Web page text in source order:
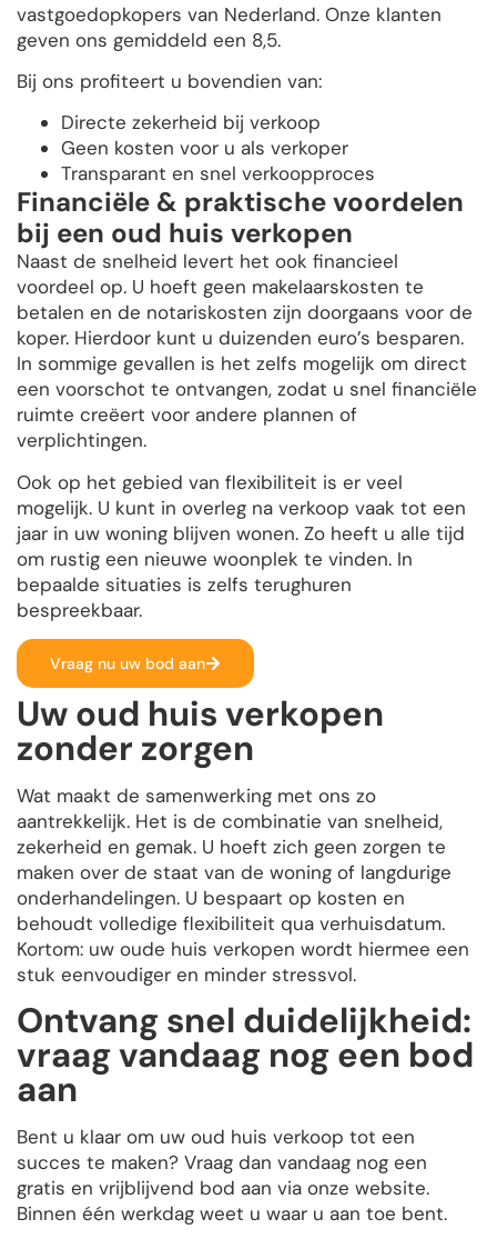
vastgoedopkopers van Nederland. Onze klanten
geven ons gemiddeld een 8,5.
Bij ons profiteert u bovendien van:
Directe zekerheid bij verkoop
Geen kosten voor u als verkoper
Transparant en snel verkoopproces
Financiële & praktische voordelen
bij een oud huis verkopen
Naast de snelheid levert het ook financieel
voordeel op. U hoeft geen makelaarskosten te
betalen en de notariskosten zijn doorgaans voor de
koper. Hierdoor kunt u duizenden euro’s besparen.
In sommige gevallen is het zelfs mogelijk om direct
een voorschot te ontvangen, zodat u snel financiële
ruimte creëert voor andere plannen of
verplichtingen.
Ook op het gebied van flexibiliteit is er veel
mogelijk. U kunt in overleg na verkoop vaak tot een
jaar in uw woning blijven wonen. Zo heeft u alle tijd
om rustig een nieuwe woonplek te vinden. In
bepaalde situaties is zelfs terughuren
bespreekbaar.
Vraag nu uw bod aan
Uw oud huis verkopen
zonder zorgen
Wat maakt de samenwerking met ons zo
aantrekkelijk. Het is de combinatie van snelheid,
zekerheid en gemak. U hoeft zich geen zorgen te
maken over de staat van de woning of langdurige
onderhandelingen. U bespaart op kosten en
behoudt volledige flexibiliteit qua verhuisdatum.
Kortom: uw oude huis verkopen wordt hiermee een
stuk eenvoudiger en minder stressvol.
Ontvang snel duidelijkheid:
vraag vandaag nog een bod
aan
Bent u klaar om uw oud huis verkoop tot een
succes te maken? Vraag dan vandaag nog een
gratis en vrijblijvend bod aan via onze website.
Binnen één werkdag weet u waar u aan toe bent.